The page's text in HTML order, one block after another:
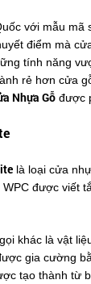
với mẫu mã
điểm mà
tính năng
rẻ hơn cửa
Nhựa Gỗđược
là loại cửa
được viết
khác là vật
gia cường
tạo thành từ